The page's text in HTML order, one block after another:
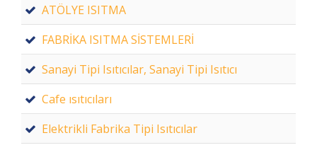
ATÖLYE ISITMA
FABRİKA ISITMA SİSTEMLERİ
Sanayi Tipi Isıtıcılar, Sanayi Tipi Isıtıcı
Cafe ısıtıcıları
Elektrikli Fabrika Tipi Isıtıcılar